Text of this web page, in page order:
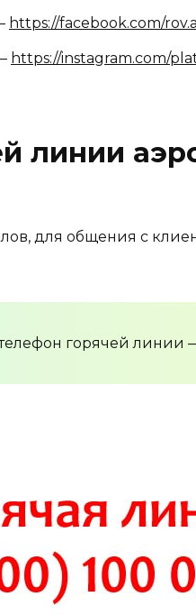
https://facebook.com/
https://instagram.com/
линии
для общения с
горячей линии